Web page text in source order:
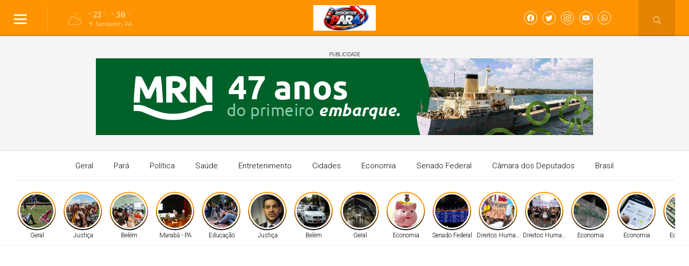
23°C 38°C
Santarém, PA
PUBLICIDADE
Geral Pará Política Saúde Entretenimento Cidades Economia Senado Federal Câmara dos Deputados Brasil
Geral Justiça Belém Marabá - PA Educação Justiça Belém Geral Economia Senado Federal Direitos HumanosDireitos Humanos Economia Economia